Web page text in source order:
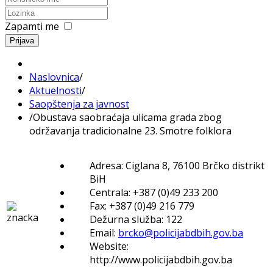
Zapamti me
Prijava
Naslovnica/
Aktuelnosti/
Saopštenja za javnost
/Obustava saobraćaja ulicama grada zbog
održavanja tradicionalne 23. Smotre folklora
Adresa: Ciglana 8, 76100 Brčko distrikt
BiH
Centrala: +387 (0)49 233 200
Fax: +387 (0)49 216 779
Dežurna služba: 122
Email: brcko@policijabdbih.gov.ba
Website:
http://www.policijabdbih.gov.ba